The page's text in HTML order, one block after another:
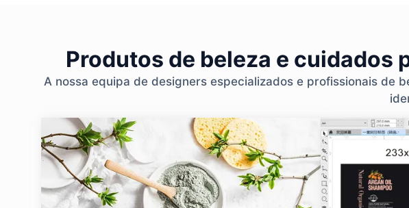
Produtos de beleza e
A nossa equipa de designers especializados e profissionais de